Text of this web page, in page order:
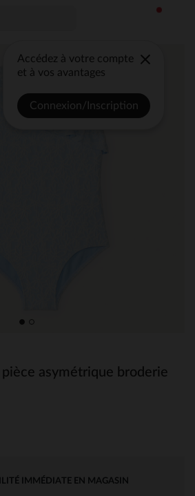
Accédez à votre compte
et à vos avantages
Connexion/Inscription
asymétrique broderie
IMMÉDIATE EN MAGASIN